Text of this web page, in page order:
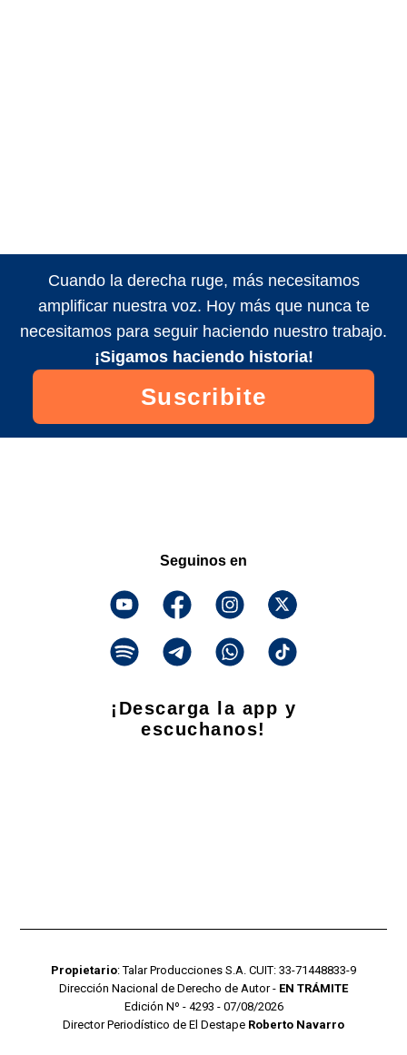
Cuando la derecha ruge, más necesitamos
amplificar nuestra voz. Hoy más que nunca te
necesitamos para seguir haciendo nuestro trabajo.
¡Sigamos haciendo historia!
Suscribite
Seguinos en
¡Descarga la app y
escuchanos!
Propietario: Talar Producciones S.A. CUIT: 33-71448833-9
Dirección Nacional de Derecho de Autor - EN TRÁMITE
Edición Nº - 4293 - 07/08/2026
Director Periodístico de El Destape Roberto Navarro